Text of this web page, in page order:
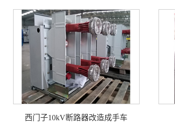
西门子10kV断路器改造成手车